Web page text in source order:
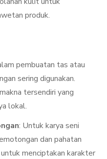
produk.
pembuatan tas atau
sering digunakan.
tersendiri yang
lokal.
: Untuk karya seni
dan pahatan
menciptakan karakter